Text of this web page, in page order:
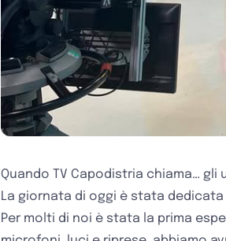
Quando TV Capodistria chiama… gli
La giornata di oggi è stata
Per molti di noi è stata la prima